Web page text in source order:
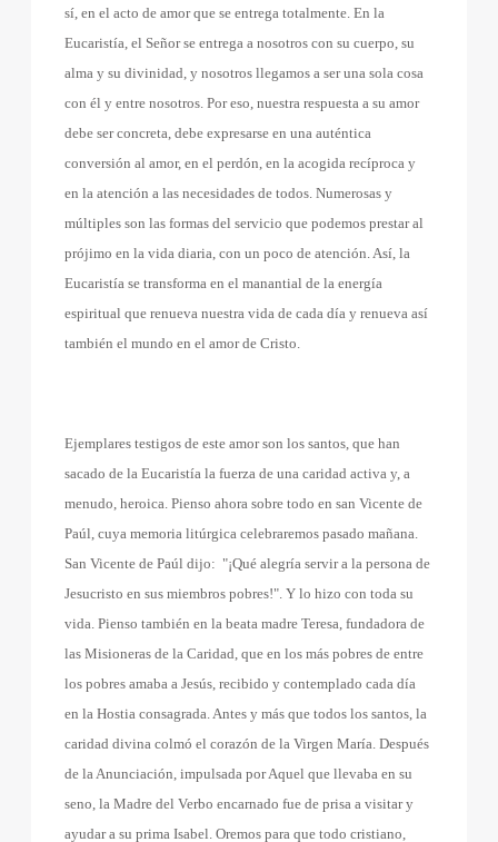
sí, en el acto de amor que se entrega totalmente. En la
Eucaristía, el Señor se entrega a nosotros con su cuerpo, su
alma y su divinidad, y nosotros llegamos a ser una sola cosa
con él y entre nosotros. Por eso, nuestra respuesta a su amor
debe ser concreta, debe expresarse en una auténtica
conversión al amor, en el perdón, en la acogida recíproca y
en la atención a las necesidades de todos. Numerosas y
múltiples son las formas del servicio que podemos prestar al
prójimo en la vida diaria, con un poco de atención. Así, la
Eucaristía se transforma en el manantial de la energía
espiritual que renueva nuestra vida de cada día y renueva así
también el mundo en el amor de Cristo.
Ejemplares testigos de este amor son los santos, que han
sacado de la Eucaristía la fuerza de una caridad activa y, a
menudo, heroica. Pienso ahora sobre todo en san Vicente de
Paúl, cuya memoria litúrgica celebraremos pasado mañana.
San Vicente de Paúl dijo: "¡Qué alegría servir a la persona de
Jesucristo en sus miembros pobres!". Y lo hizo con toda su
vida. Pienso también en la beata madre Teresa, fundadora de
las Misioneras de la Caridad, que en los más pobres de entre
los pobres amaba a Jesús, recibido y contemplado cada día
en la Hostia consagrada. Antes y más que todos los santos, la
caridad divina colmó el corazón de la Virgen María. Después
de la Anunciación, impulsada por Aquel que llevaba en su
seno, la Madre del Verbo encarnado fue de prisa a visitar y
ayudar a su prima Isabel. Oremos para que todo cristiano,